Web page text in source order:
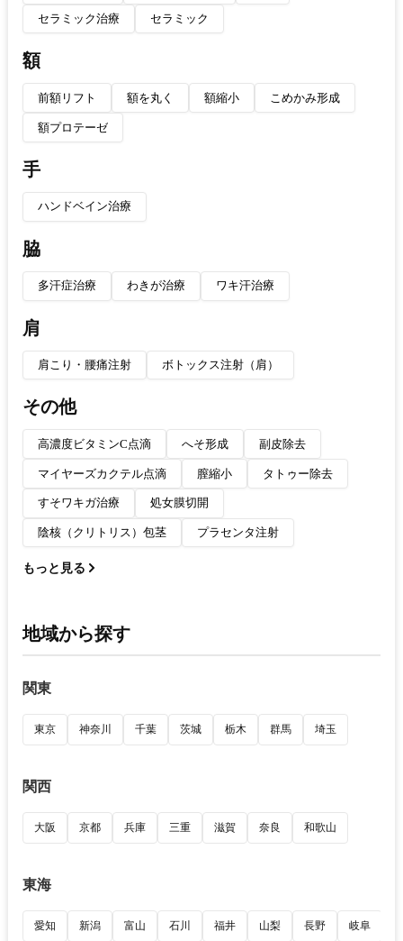
セラミック治療 セラミック
額
前額リフト 額を丸く 額縮小 こめかみ形成
額プロテーゼ
手
ハンドベイン治療
脇
多汗症治療 わきが治療 ワキ汗治療
肩
肩こり・腰痛注射 ボトックス注射（肩）
その他
高濃度ビタミンC点滴 へそ形成 副皮除去
マイヤーズカクテル点滴 膣縮小 タトゥー除去
すそワキガ治療 処女膜切開
陰核（クリトリス）包茎 プラセンタ注射
もっと見る
地域から探す
関東
東京 神奈川 千葉 茨城 栃木 群馬 埼玉
関西
大阪 京都 兵庫 三重 滋賀 奈良 和歌山
東海
愛知 新潟 富山 石川 福井 山梨 長野 岐阜